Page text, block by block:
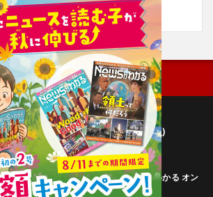
プライバシーポリシー(毎日新聞出版)
情報について(毎日新聞社)
ものためのニュース雑誌「ニュースがわかる オン
ライン」.